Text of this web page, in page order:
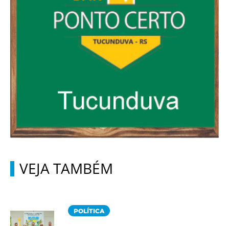
VEJA TAMBÉM
POLÍTICA